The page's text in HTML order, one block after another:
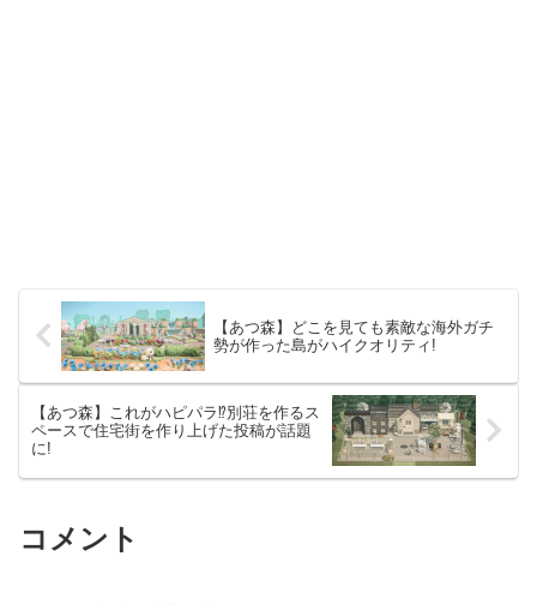
【あつ森】どこを見ても素敵な海外ガチ
勢が作った島がハイクオリティ!
【あつ森】これがハピパラ⁉別荘を作るス
ペースで住宅街を作り上げた投稿が話題
に!
コメント